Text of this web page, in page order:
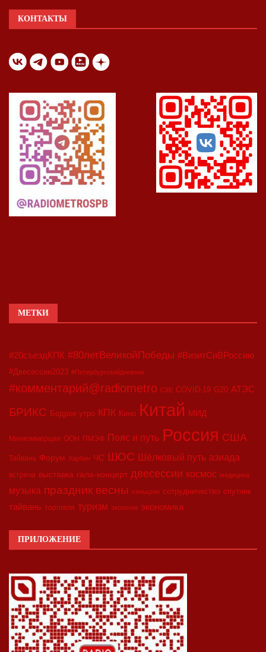
КОНТАКТЫ
МЕТКИ
#20съездКПК #80летВеликойПобеды #ВизитСиВРоссию
#Двесессии2023 #Петербургскийдневник
#комментарий@radiometro CIIE COVID-19 G20 АТЭС
БРИКС Бодрое утро КПК Кино Китай МИД
Минкоммерции ООН ПМЭФ Пояс и путь Россия США
Тайвань Форум Харбин ЧС ШОС Шёлковый путь азиада
встреча выставка гала-концерт двесессии космос медицина
музыка праздник весны синьцзян сотрудничество спутник
тайвань торговля туризм экология экономика
ПРИЛОЖЕНИЕ